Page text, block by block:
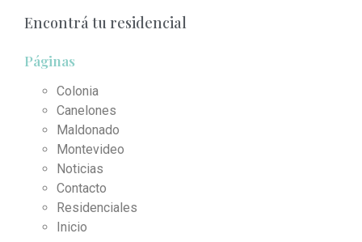
Encontrá tu residencial
Páginas
Colonia
Canelones
Maldonado
Montevideo
Noticias
Contacto
Residenciales
Inicio